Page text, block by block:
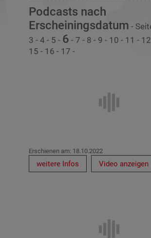
Podcasts nach
Erscheiningsdatum -
3 - 4 - 5 - 6 - 7 - 8 - 9 - 10 - 11 - 12
15 - 16 - 17 -
Erschienen am: 18.10.2022
weitere Infos Video anzeigen